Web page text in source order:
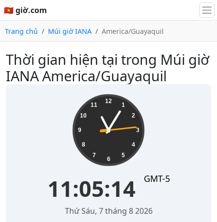
🇻🇳 giờ.com
Trang chủ Múi giờ IANA America/Guayaquil
Thời gian hiện tại trong Múi giờ
IANA America/Guayaquil
12
1
2
3
4
5
6
7
8
9
10
11
11:05:14 GMT-5
Thứ Sáu, 7 tháng 8 2026